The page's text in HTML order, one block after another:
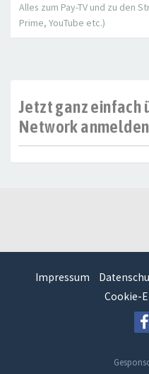
Alles zum Pay-TV und zu den
Prime, YouTube etc.)
Jetzt ganz einfach
Network anmelden
Impressum
Cookie-